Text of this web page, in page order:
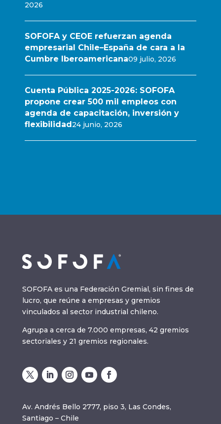
2026
SOFOFA y CEOE refuerzan agenda
empresarial Chile–España de cara a la
Cumbre Iberoamericana09 julio, 2026
Cuenta Pública 2025-2026: SOFOFA
propone crear 500 mil empleos con
agenda de capacitación, inversión y
flexibilidad 24 junio, 2026
SOFOFA es una Federación Gremial, sin fines de
lucro, que reúne a empresas y gremios
vinculados al sector industrial chileno.
Agrupa a cerca de 7.000 empresas, 42 gremios
sectoriales y 21 gremios regionales.
Av. Andrés Bello 2777, piso 3, Las Condes,
Santiago – Chile